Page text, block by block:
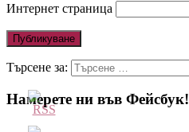
Интернет страница
Търсене за:
Намерете ни във Фейсбук!